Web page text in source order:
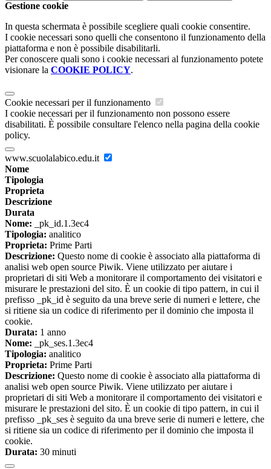
Gestione cookie
In questa schermata è possibile scegliere quali cookie consentire.
I cookie necessari sono quelli che consentono il funzionamento della
piattaforma e non è possibile disabilitarli.
Per conoscere quali sono i cookie necessari al funzionamento potete
visionare la COOKIE POLICY.
Cookie necessari per il funzionamento
I cookie necessari per il funzionamento non possono essere
disabilitati. È possibile consultare l'elenco nella pagina della cookie
policy.
www.scuolalabico.edu.it
Nome
Tipologia
Proprieta
Descrizione
Durata
Nome: _pk_id.1.3ec4
Tipologia: analitico
Proprieta: Prime Parti
Descrizione: Questo nome di cookie è associato alla piattaforma di
analisi web open source Piwik. Viene utilizzato per aiutare i
proprietari di siti Web a monitorare il comportamento dei visitatori e
misurare le prestazioni del sito. È un cookie di tipo pattern, in cui il
prefisso _pk_id è seguito da una breve serie di numeri e lettere, che
si ritiene sia un codice di riferimento per il dominio che imposta il
cookie.
Durata: 1 anno
Nome: _pk_ses.1.3ec4
Tipologia: analitico
Proprieta: Prime Parti
Descrizione: Questo nome di cookie è associato alla piattaforma di
analisi web open source Piwik. Viene utilizzato per aiutare i
proprietari di siti Web a monitorare il comportamento dei visitatori e
misurare le prestazioni del sito. È un cookie di tipo pattern, in cui il
prefisso _pk_ses è seguito da una breve serie di numeri e lettere, che
si ritiene sia un codice di riferimento per il dominio che imposta il
cookie.
Durata: 30 minuti